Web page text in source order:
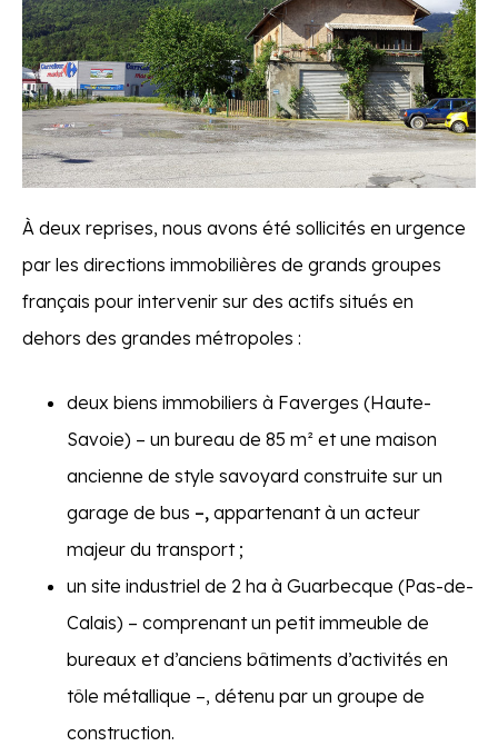
À deux reprises, nous avons été sollicités en urgence
par les directions immobilières de grands groupes
français pour intervenir sur des actifs situés en
dehors des grandes métropoles :
deux biens immobiliers à Faverges (Haute-
Savoie) – un bureau de 85 m² et une maison
ancienne de style savoyard construite sur un
garage de bus –, appartenant à un acteur
majeur du transport ;
un site industriel de 2 ha à Guarbecque (Pas-de-
Calais) – comprenant un petit immeuble de
bureaux et d’anciens bâtiments d’activités en
tôle métallique –, détenu par un groupe de
construction.